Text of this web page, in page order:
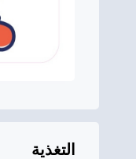
التغذية